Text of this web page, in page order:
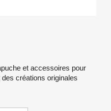
et accessoires pour
créations originales